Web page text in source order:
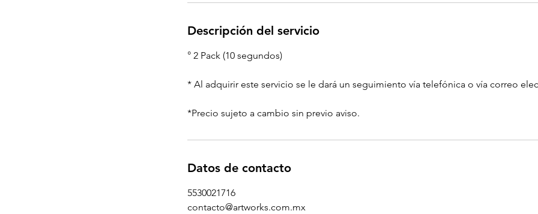
Descripción del servicio
° 2 Pack (10 segundos)
* Al adquirir este servicio se le dará un seguimiento vía telefónica o vía correo
*Precio sujeto a cambio sin previo aviso.
Datos de contacto
5530021716
contacto@artworks.com.mx